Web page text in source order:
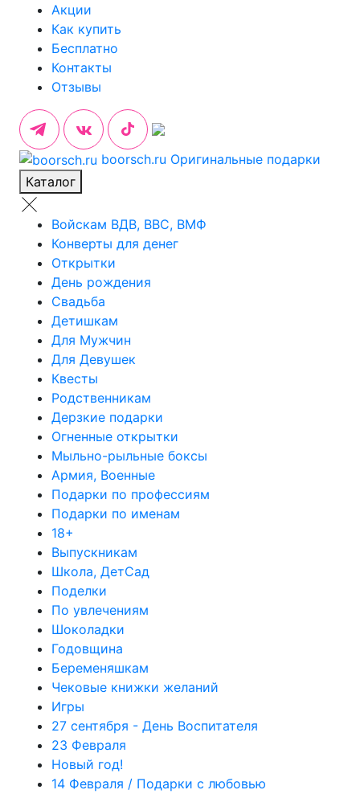
Акции
Как купить
Бесплатно
Контакты
Отзывы
boorsch.ru Оригинальные подарки
Каталог
Войскам ВДВ, ВВС, ВМФ
Конверты для денег
Открытки
День рождения
Свадьба
Детишкам
Для Мужчин
Для Девушек
Квесты
Родственникам
Дерзкие подарки
Огненные открытки
Мыльно-рыльные боксы
Армия, Военные
Подарки по профессиям
Подарки по именам
18+
Выпускникам
Школа, ДетСад
Поделки
По увлечениям
Шоколадки
Годовщина
Беременяшкам
Чековые книжки желаний
Игры
27 сентября - День Воспитателя
23 Февраля
Новый год!
14 Февраля / Подарки с любовью